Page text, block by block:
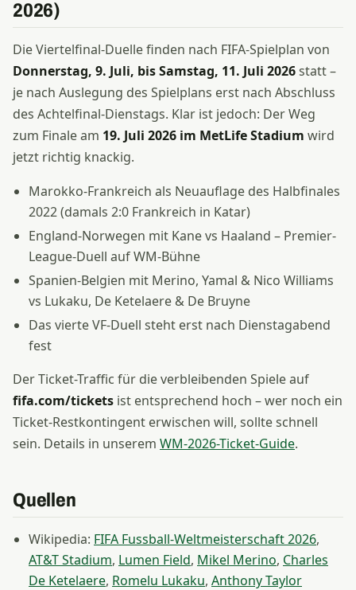
2026)
Die Viertelfinal-Duelle finden nach FIFA-Spielplan von
Donnerstag, 9. Juli, bis Samstag, 11. Juli 2026statt –
je nach Auslegung des Spielplans erst nach Abschluss
des Achtelfinal-Dienstags. Klar ist jedoch: Der Weg
zum Finale am 19. Juli 2026 im MetLife Stadium wird
jetzt richtig knackig.
Marokko-Frankreich als Neuauflage des Halbfinales
2022 (damals 2:0 Frankreich in Katar)
England-Norwegen mit Kane vs Haaland – Premier-
League-Duell auf WM-Bühne
Spanien-Belgien mit Merino, Yamal & Nico Williams
vs Lukaku, De Ketelaere & De Bruyne
Das vierte VF-Duell steht erst nach Dienstagabend
fest
Der Ticket-Traffic für die verbleibenden Spiele auf
fifa.com/tickets ist entsprechend hoch – wer noch ein
Ticket-Restkontingent erwischen will, sollte schnell
sein. Details in unserem WM-2026-Ticket-Guide.
Quellen
Wikipedia: FIFA Fussball-Weltmeisterschaft 2026,
AT&T Stadium, Lumen Field, Mikel Merino, Charles
De Ketelaere, Romelu Lukaku, Anthony Taylor